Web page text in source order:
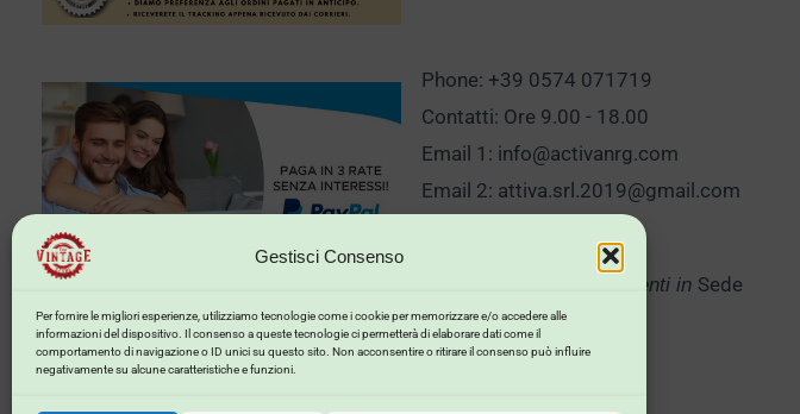
Gestisci Consenso
Per fornire le migliori esperienze, utilizziamo tecnologie come i cookie per memorizzare e/o accedere alle
informazioni del dispositivo. Il consenso a queste tecnologie ci permetterà di elaborare dati come il
comportamento di navigazione o ID unici su questo sito. Non acconsentire o ritirare il consenso può influire
negativamente su alcune caratteristiche e funzioni.
Phone: +39 0574 071719
Contatti: Ore 9.00 - 18.00
Email 1: info@activanrg.com
Email 2: attiva.srl.2019@gmail.com
Clicca qui per Appuntamenti in Sede